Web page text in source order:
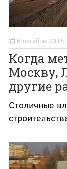
6 октября
Когда
Москву,
другие
Столичные